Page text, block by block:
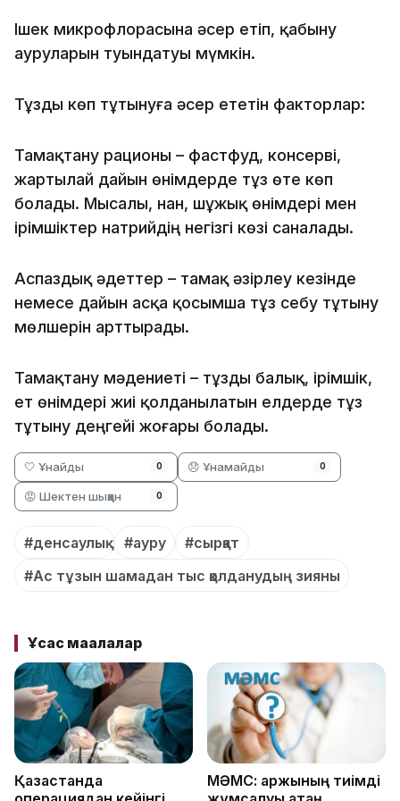
Ішек микрофлорасына әсер етіп, қабыну
ауруларын туындатуы мүмкін.
Тұзды көп тұтынуға әсер ететін факторлар:
Тамақтану рационы – фастфуд, консерві,
жартылай дайын өнімдерде тұз өте көп
болады. Мысалы, нан, шұжық өнімдері мен
ірімшіктер натрийдің негізгі көзі саналады.
Аспаздық әдеттер – тамақ әзірлеу кезінде
немесе дайын асқа қосымша тұз себу тұтыну
мөлшерін арттырады.
Тамақтану мәдениеті – тұзды балық, ірімшік,
ет өнімдері жиі қолданылатын елдерде тұз
тұтыну деңгейі жоғары болады.
🤍 Ұнайды 0 😞 Ұнамайды 0
😡 Шектен шыққан 0
#денсаулық #ауру
#сырқат
#Ас тұзын шамадан тыс қолданудың зияны
Ұқсас мақалалар
Қазақстанда
МӘМС: қаржының тиімді